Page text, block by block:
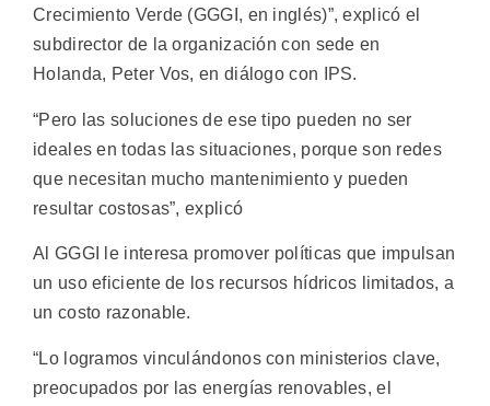
Crecimiento Verde (GGGI, en inglés)”, explicó el
subdirector de la organización con sede en
Holanda, Peter Vos, en diálogo con IPS.
“Pero las soluciones de ese tipo pueden no ser
ideales en todas las situaciones, porque son redes
que necesitan mucho mantenimiento y pueden
resultar costosas”, explicó
Al GGGI le interesa promover políticas que impulsan
un uso eficiente de los recursos hídricos limitados, a
un costo razonable.
“Lo logramos vinculándonos con ministerios clave,
preocupados por las energías renovables, el